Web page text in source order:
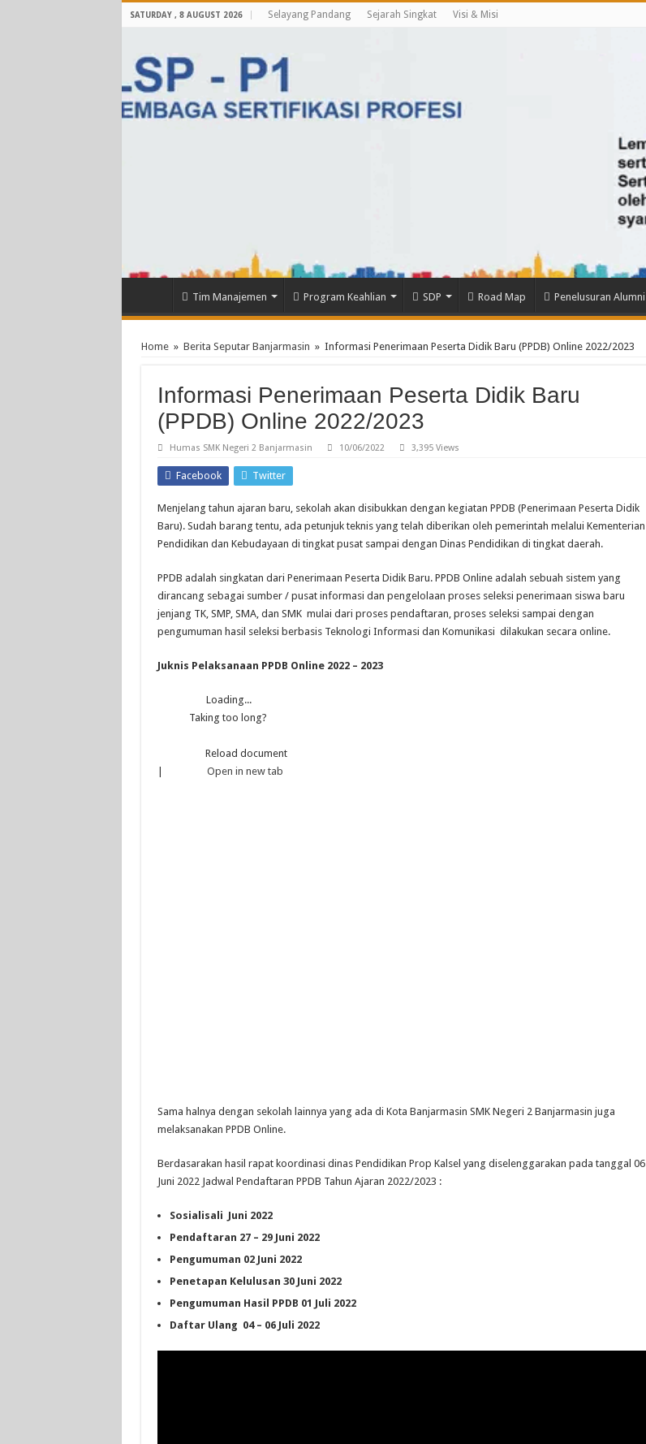
SATURDAY , 8 AUGUST 2026 Selayang Pandang Sejarah Singkat Visi & Misi
Tim Manajemen Program Keahlian SDP Road Map Penelusuran Alumni
Home » Berita Seputar Banjarmasin » Informasi Penerimaan Peserta Didik Baru (PPDB) Online 2022/2023
Informasi Penerimaan Peserta Didik Baru
(PPDB) Online 2022/2023
Humas SMK Negeri 2 Banjarmasin 10/06/2022 3,395 Views
Facebook Twitter
Menjelang tahun ajaran baru, sekolah akan disibukkan dengan kegiatan PPDB (Penerimaan Peserta Didik
Baru). Sudah barang tentu, ada petunjuk teknis yang telah diberikan oleh pemerintah melalui Kementerian
Pendidikan dan Kebudayaan di tingkat pusat sampai dengan Dinas Pendidikan di tingkat daerah.
PPDB adalah singkatan dari Penerimaan Peserta Didik Baru. PPDB Online adalah sebuah sistem yang
dirancang sebagai sumber / pusat informasi dan pengelolaan proses seleksi penerimaan siswa baru
jenjang TK, SMP, SMA, dan SMK mulai dari proses pendaftaran, proses seleksi sampai dengan
pengumuman hasil seleksi berbasis Teknologi Informasi dan Komunikasi dilakukan secara online.
Juknis Pelaksanaan PPDB Online 2022 – 2023
Loading...
Taking too long?
Reload document
Open in new tab
Sama halnya dengan sekolah lainnya yang ada di Kota Banjarmasin SMK Negeri 2 Banjarmasin juga
melaksanakan PPDB Online.
Berdasarakan hasil rapat koordinasi dinas Pendidikan Prop Kalsel yang diselenggarakan pada tanggal 06
Juni 2022 Jadwal Pendaftaran PPDB Tahun Ajaran 2022/2023 :
Sosialisali Juni 2022
Pendaftaran 27 – 29 Juni 2022
Pengumuman 02 Juni 2022
Penetapan Kelulusan 30 Juni 2022
Pengumuman Hasil PPDB 01 Juli 2022
Daftar Ulang 04 – 06 Juli 2022